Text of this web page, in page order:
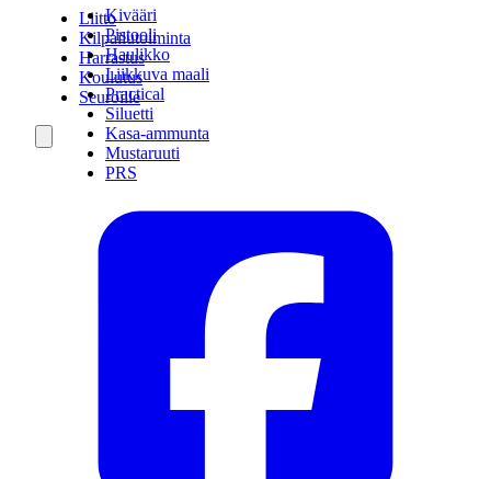
Kivääri
Pistooli
Haulikko
Liikkuva maali
Practical
Siluetti
Kasa-ammunta
Mustaruuti
PRS
Liitto
Kilpailutoiminta
Harrastus
Koulutus
Seuroille